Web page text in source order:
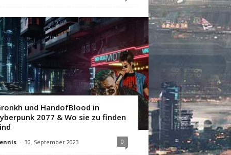
und HandofBlood in
2077 & Wo sie zu finden
- 30. September 2023 0